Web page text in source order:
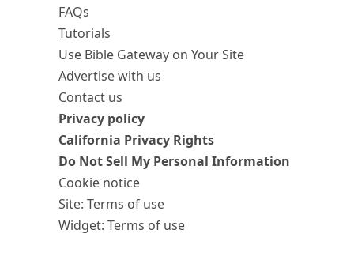
FAQs
Tutorials
Use Bible Gateway on Your Site
Advertise with us
Contact us
Privacy policy
California Privacy Rights
Do Not Sell My Personal Information
Cookie notice
Site: Terms of use
Widget: Terms of use